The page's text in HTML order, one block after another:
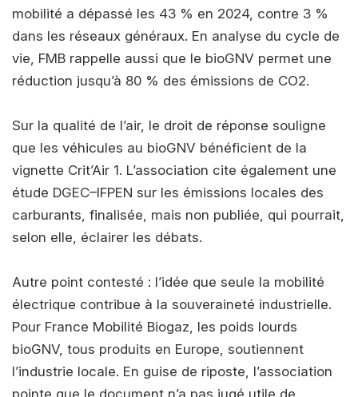
mobilité a dépassé les 43 % en 2024, contre 3 %
dans les réseaux généraux. En analyse du cycle de
vie, FMB rappelle aussi que le bioGNV permet une
réduction jusqu’à 80 % des émissions de CO2.
Sur la qualité de l’air, le droit de réponse souligne
que les véhicules au bioGNV bénéficient de la
vignette Crit’Air 1. L’association cite également une
étude DGEC–IFPEN sur les émissions locales des
carburants, finalisée, mais non publiée, qui pourrait,
selon elle, éclairer les débats.
Autre point contesté : l’idée que seule la mobilité
électrique contribue à la souveraineté industrielle.
Pour France Mobilité Biogaz, les poids lourds
bioGNV, tous produits en Europe, soutiennent
l’industrie locale. En guise de riposte, l’association
pointe que le document n’a pas jugé utile de